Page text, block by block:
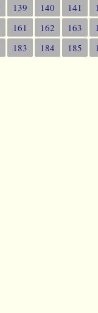
139 140 141
161 162 163
183 184 185